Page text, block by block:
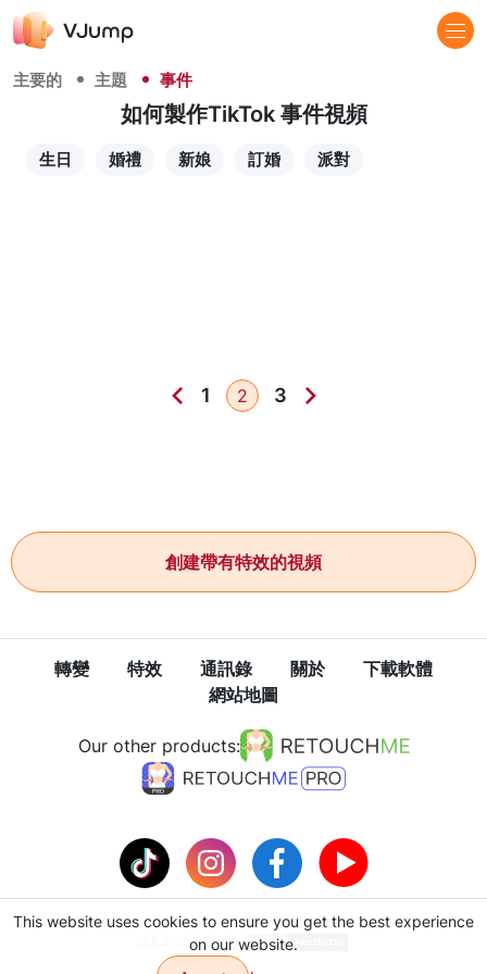
主要的 主題 事件
如何製作TikTok 事件視頻
生日 婚禮 新娘 訂婚 派對
1 2 3
創建帶有特效的視頻
轉變 特效 通訊錄 關於
下載軟體
網站地圖
使用條款
Our other products:
This website uses cookies to ensure you get the best experience
on our website.